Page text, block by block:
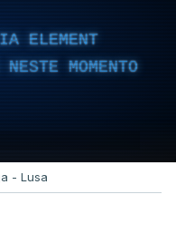
ELEMENT
MOMENTO
- Lusa